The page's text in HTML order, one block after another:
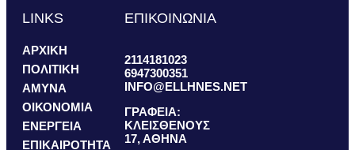
LINKS
ΑΡΧΙΚΗ
ΠΟΛΙΤΙΚΗ
ΑΜΥΝΑ
ΟΙΚΟΝΟΜΙΑ
ΕΝΕΡΓΕΙΑ
ΕΠΙΚΑΙΡΟΤΗΤΑ
ΕΠΙΚΟΙΝΩΝΙΑ
2114181023
6947300351
INFO@ELLHNES.NET
ΓΡΑΦΕΙΑ:
ΚΛΕΙΣΘΕΝΟΥΣ
17, ΑΘΗΝΑ